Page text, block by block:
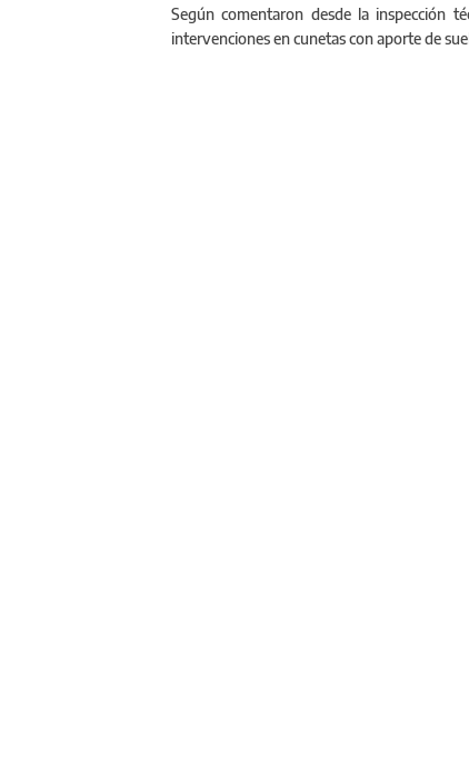
Según comentaron desde la inspección
intervenciones en cunetas con aporte de